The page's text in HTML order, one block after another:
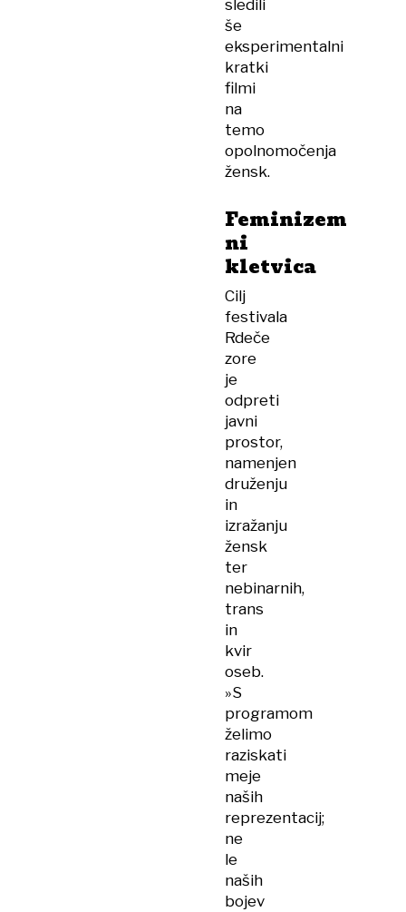
sledili
še
eksperimentalni
kratki
filmi
na
temo
opolnomočenja
žensk.
Feminizem
ni
kletvica
Cilj
festivala
Rdeče
zore
je
odpreti
javni
prostor,
namenjen
druženju
in
izražanju
žensk
ter
nebinarnih,
trans
in
kvir
oseb.
»S
programom
želimo
raziskati
meje
naših
reprezentacij;
ne
le
naših
bojev